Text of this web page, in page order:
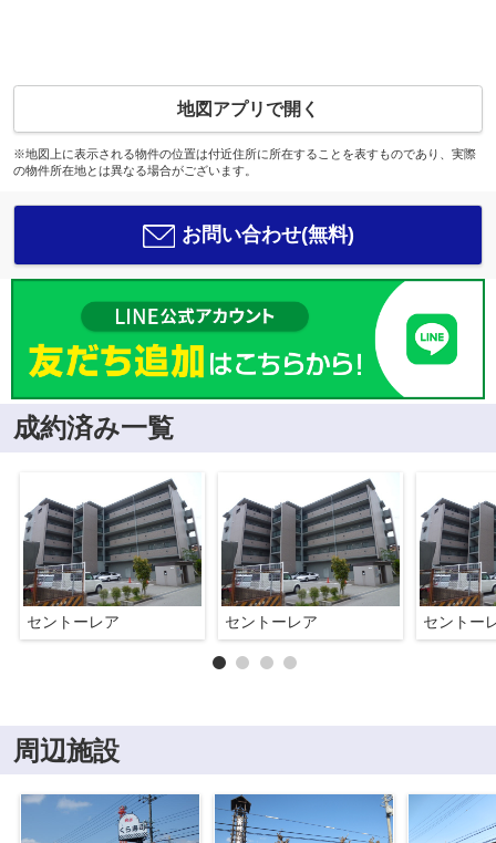
地図アプリで開く
※地図上に表示される物件の位置は付近住所に所在することを表すものであり、実際
の物件所在地とは異なる場合がございます。
お問い合わせ(無料)
成約済み一覧
セントーレア セントーレア セントー
周辺施設